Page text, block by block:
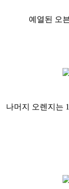
예열된 오
나머지 오렌지는